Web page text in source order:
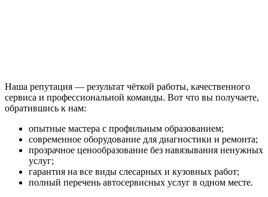
Наша репутация — результат чёткой работы, качественного
сервиса и профессиональной команды. Вот что вы получаете,
обратившись к нам:
опытные мастера с профильным образованием;
современное оборудование для диагностики и ремонта;
прозрачное ценообразование без навязывания ненужных
услуг;
гарантия на все виды слесарных и кузовных работ;
полный перечень автосервисных услуг в одном месте.